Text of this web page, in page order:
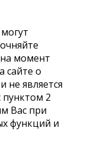
на момент
сайте о
не является
пунктом 2
Вас при
функций и